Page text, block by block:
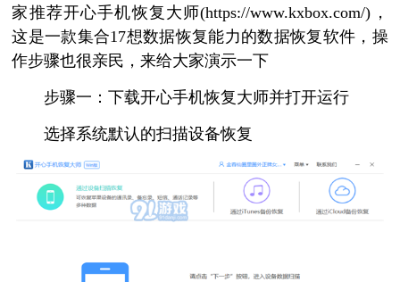
家推荐开心手机恢复大师(https://www.kxbox.com/)，
这是一款集合17想数据恢复能力的数据恢复软件，操
作步骤也很亲民，来给大家演示一下
步骤一：下载开心手机恢复大师并打开运行
选择系统默认的扫描设备恢复